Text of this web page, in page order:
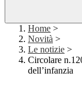
Home >
Novità >
Le notizie >
Circolare
dell’infanzia